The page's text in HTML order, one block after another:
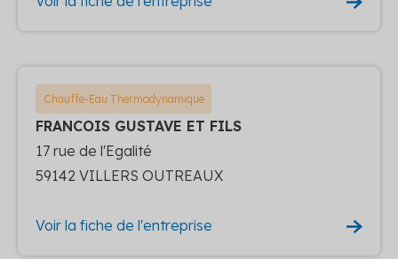
Chauffe-Eau Thermodynamique
FRANCOIS GUSTAVE ET FILS
17 rue de l'Egalité
59142 VILLERS OUTREAUX
Voir la fiche de l'entreprise